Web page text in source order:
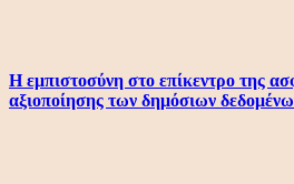
Η εμπιστοσύνη στο επίκεντρο της
αξιοποίησης των δημόσιων